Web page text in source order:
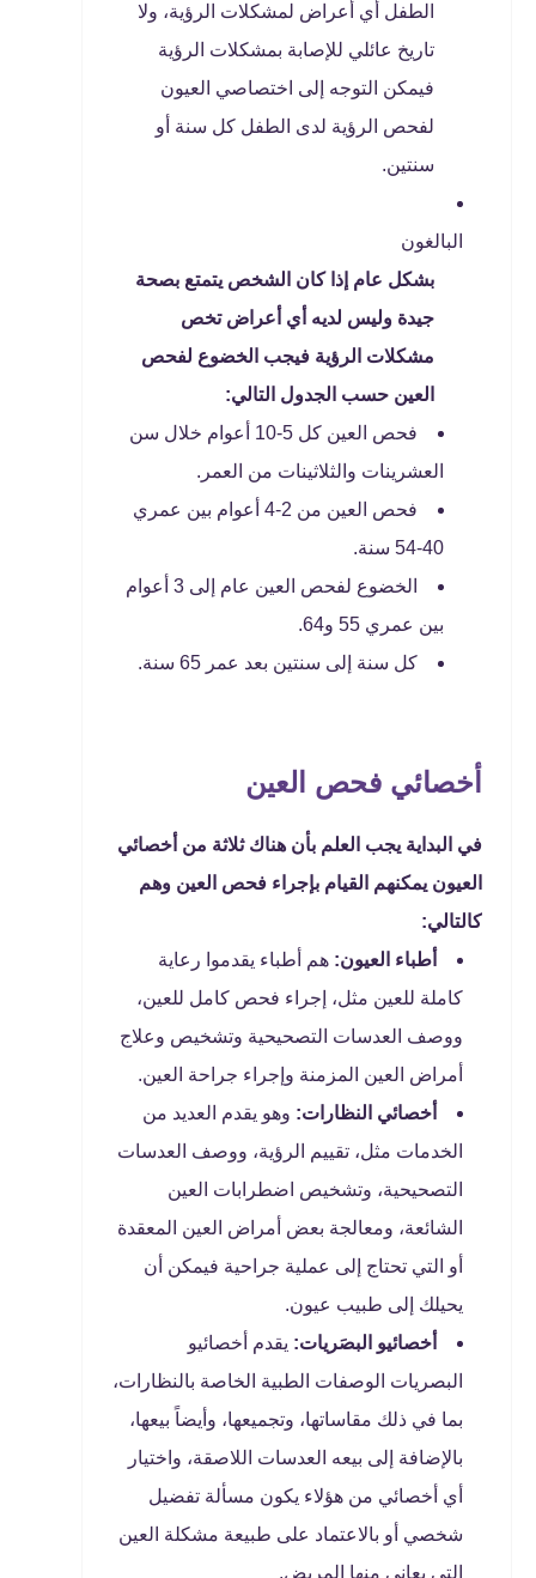
الطفل أي أعراض لمشكلات الرؤية، ولا
تاريخ عائلي للإصابة بمشكلات الرؤية
فيمكن التوجه إلى اختصاصي العيون
لفحص الرؤية لدى الطفل كل سنة أو
سنتين.
البالغون
بشكل عام إذا كان الشخص يتمتع بصحة
جيدة وليس لديه أي أعراض تخص
مشكلات الرؤية فيجب الخضوع لفحص
العين حسب الجدول التالي:
فحص العين كل 5-10 أعوام خلال سن
العشرينات والثلاثينات من العمر.
فحص العين من 2-4 أعوام بين عمري
40-54 سنة.
الخضوع لفحص العين عام إلى 3 أعوام
بين عمري 55 و64.
كل سنة إلى سنتين بعد عمر 65 سنة.
أخصائي فحص العين
في البداية يجب العلم بأن هناك ثلاثة من أخصائي
العيون يمكنهم القيام بإجراء فحص العين وهم
كالتالي:
أطباء العيون: هم أطباء يقدموا رعاية
كاملة للعين مثل، إجراء فحص كامل للعين،
ووصف العدسات التصحيحية وتشخيص وعلاج
أمراض العين المزمنة وإجراء جراحة العين.
أخصائي النظارات: وهو يقدم العديد من
الخدمات مثل، تقييم الرؤية، ووصف العدسات
التصحيحية، وتشخيص اضطرابات العين
الشائعة، ومعالجة بعض أمراض العين المعقدة
أو التي تحتاج إلى عملية جراحية فيمكن أن
يحيلك إلى طبيب عيون.
أخصائيو البصَريات: يقدم أخصائيو
البصريات الوصفات الطبية الخاصة بالنظارات،
بما في ذلك مقاساتها، وتجميعها، وأيضاً بيعها،
بالإضافة إلى بيعه العدسات اللاصقة، واختيار
أي أخصائي من هؤلاء يكون مسألة تفضيل
شخصي أو بالاعتماد على طبيعة مشكلة العين
التي يعاني منها المريض.